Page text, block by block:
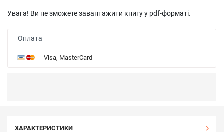
Увага! Ви не зможете завантажити книгу у pdf-форматі.
Оплата
Visa, MasterCard
ХАРАКТЕРИСТИКИ